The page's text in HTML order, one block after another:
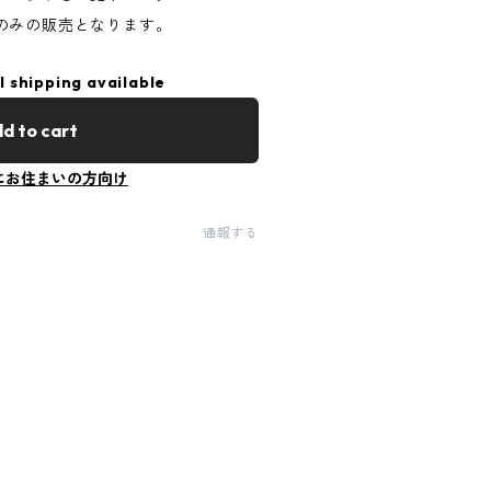
の販売となります。
shipping available
to cart
お住まいの方向け
通報する